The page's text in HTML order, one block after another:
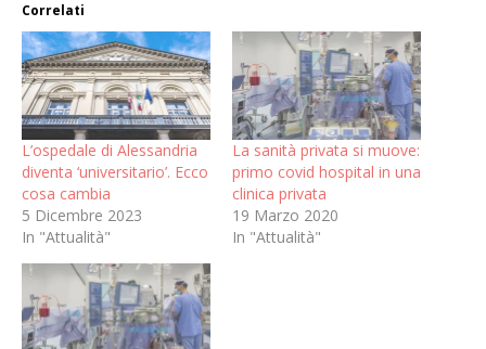
Correlati
L’ospedale di Alessandria
diventa ‘universitario’. Ecco
cosa cambia
5 Dicembre 2023
In "Attualità"
La sanità privata si muove:
primo covid hospital in una
clinica privata
19 Marzo 2020
In "Attualità"